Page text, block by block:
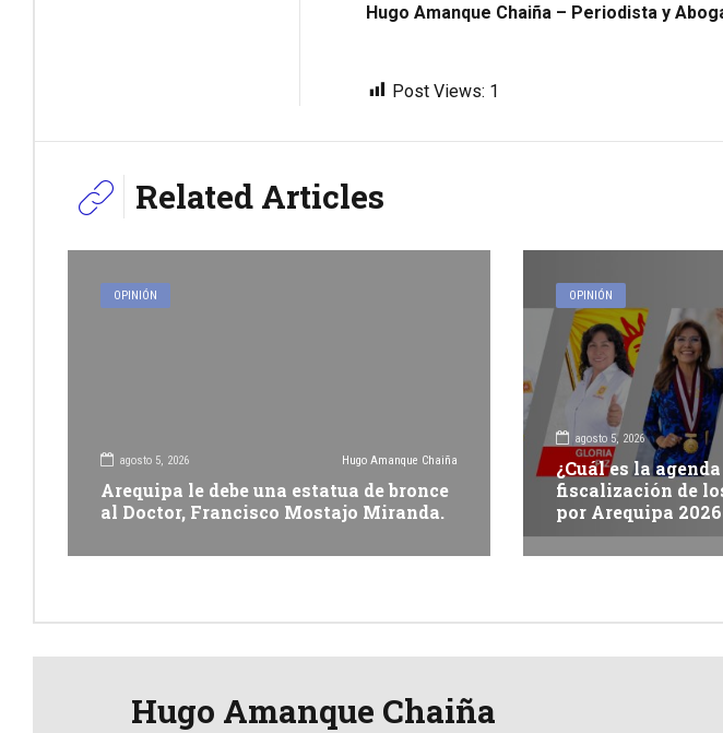
Hugo Amanque Chaiña – Periodista y
Post Views: 1
Related Articles
OPINIÓN
agosto 5, 2026 Hugo Amanque Chaiña
Arequipa le debe una estatua de bronce
al Doctor, Francisco Mostajo Miranda.
OPINIÓN
agosto 5, 2026
¿Cuál es la
fiscalización de
por Arequipa
Hugo Amanque Chaiña